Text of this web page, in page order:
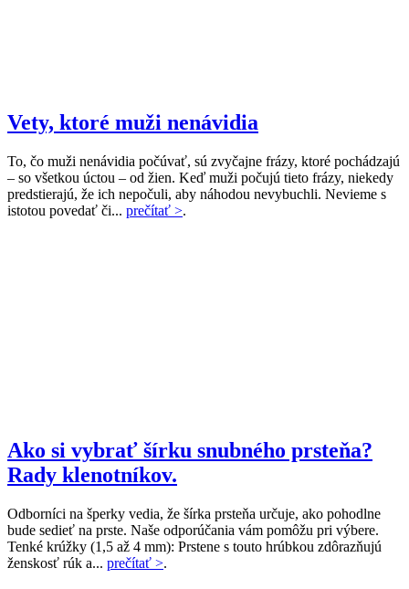
Vety, ktoré muži nenávidia
To, čo muži nenávidia počúvať, sú zvyčajne frázy, ktoré pochádzajú
– so všetkou úctou – od žien. Keď muži počujú tieto frázy, niekedy
predstierajú, že ich nepočuli, aby náhodou nevybuchli. Nevieme s
istotou povedať či... prečítať >.
Ako si vybrať šírku snubného prsteňa?
Rady klenotníkov.
Odborníci na šperky vedia, že šírka prsteňa určuje, ako pohodlne
bude sedieť na prste. Naše odporúčania vám pomôžu pri výbere.
Tenké krúžky (1,5 až 4 mm): Prstene s touto hrúbkou zdôrazňujú
ženskosť rúk a... prečítať >.